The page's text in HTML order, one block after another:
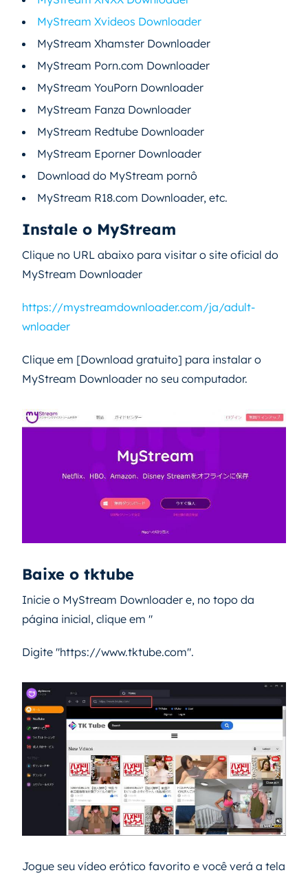
MyStream Xvideos Downloader
MyStream Xhamster Downloader
MyStream Porn.com Downloader
MyStream YouPorn Downloader
MyStream Fanza Downloader
MyStream Redtube Downloader
MyStream Eporner Downloader
Download do MyStream pornô
MyStream R18.com Downloader, etc.
Instale o MyStream
Clique no URL abaixo para visitar o site oficial do
MyStream Downloader
https://mystreamdownloader.com/ja/adult-
wnloader
Clique em [Download gratuito] para instalar o
MyStream Downloader no seu computador.
Baixe o tktube
Inicie o MyStream Downloader e, no topo da
página inicial, clique em "
Digite "https://www.tktube.com".
Jogue seu vídeo erótico favorito e você verá a tela